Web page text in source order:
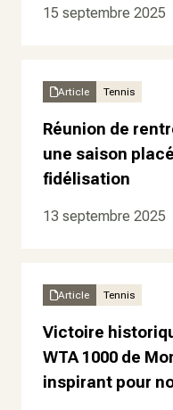
15 septembre 2025
Article Tennis
Réunion de
une saison
fidélisation
13 septembre 2025
Article Tennis
Victoire
WTA 1000 de
inspirant pour